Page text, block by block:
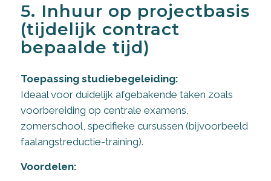
5. Inhuur op projectbasis
(tijdelijk contract
bepaalde tijd)
Toepassing studiebegeleiding:
Ideaal voor duidelijk afgebakende taken zoals
voorbereiding op centrale examens,
zomerschool, specifieke cursussen (bijvoorbeeld
faalangstreductie-training).
Voordelen: